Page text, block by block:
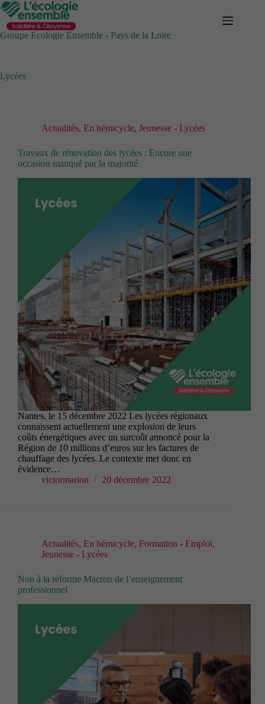
Passer
au
contenu
Groupe Ecologie Ensemble - Pays de la Loire
Lycées
Actualités, En hémicycle, Jeunesse - Lycées
Travaux de rénovation des lycées : Encore une
occasion manqué par la majorité
Nantes, le 15 décembre 2022 Les lycées régionaux
connaissent actuellement une explosion de leurs
coûts énergétiques avec un surcoût annoncé pour la
Région de 10 millions d’euros sur les factures de
chauffage des lycées. Le contexte met donc en
évidence…
victormarion
20 décembre 2022
Actualités, En hémicycle, Formation - Emploi,
Jeunesse - Lycées
Non à la réforme Macron de l’enseignement
professionnel